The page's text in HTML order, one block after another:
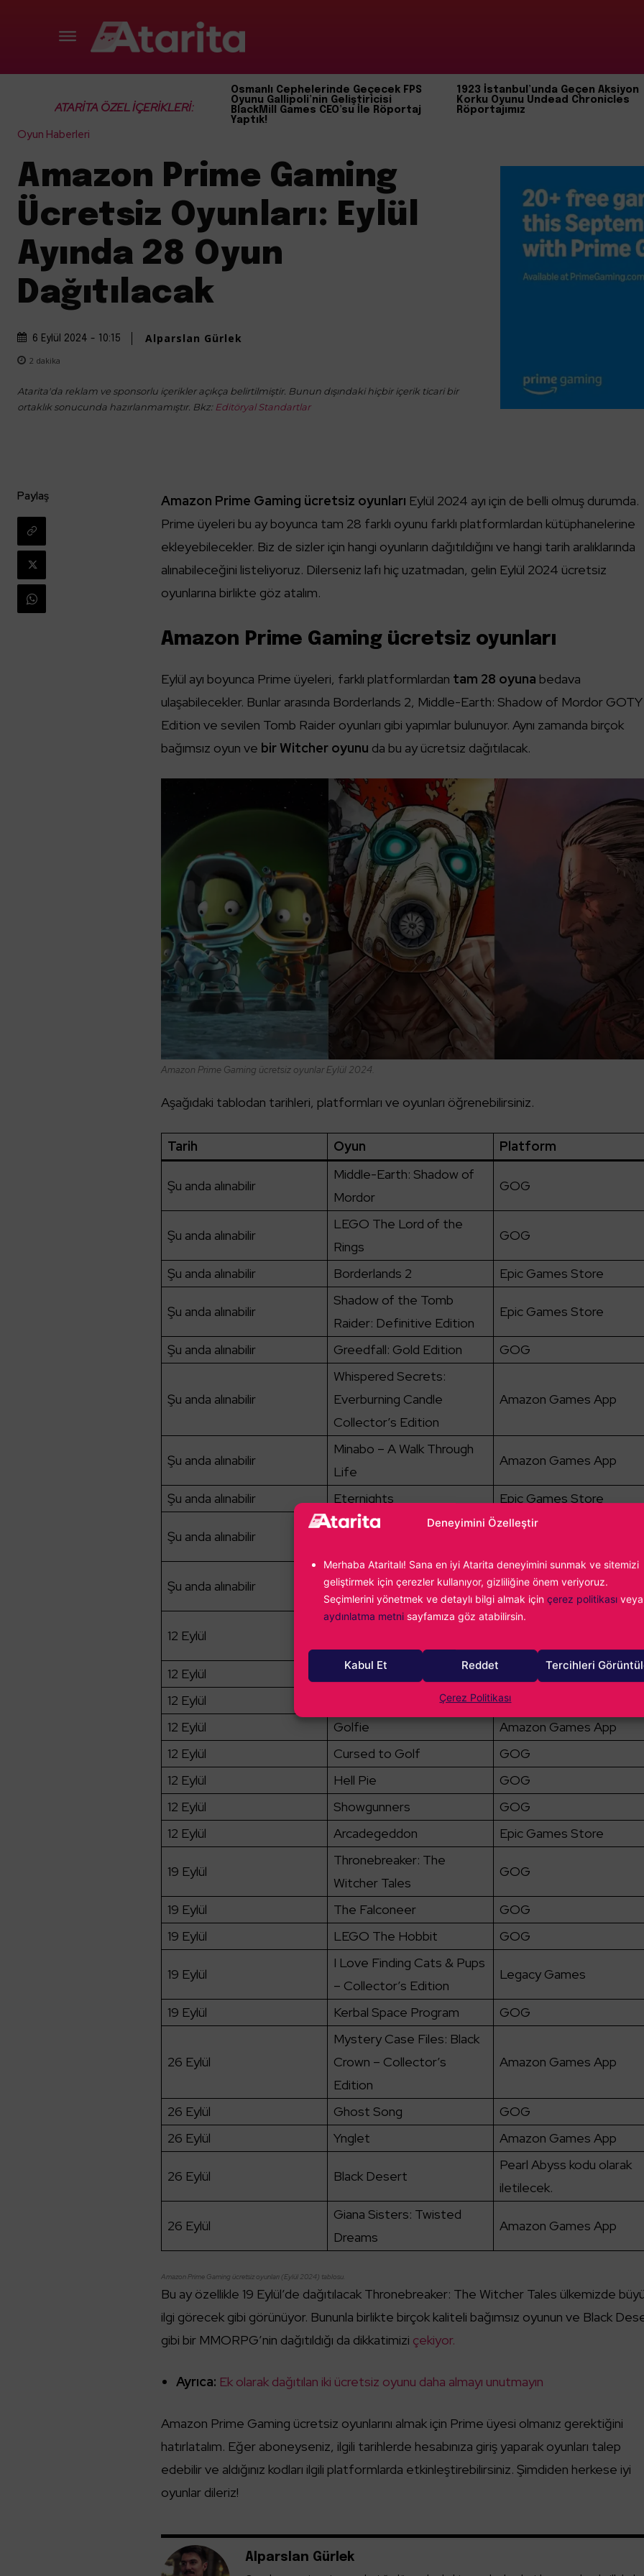
Deneyimini Özelleştir
Merhaba Ataritalı! Sana en iyi Atarita deneyimini sunmak ve sitemizi
geliştirmek için çerezler kullanıyor, gizliliğine önem veriyoruz.
Seçimlerini yönetmek ve detaylı bilgi almak için çerez politikası veya
aydınlatma metni sayfamıza göz atabilirsin.
Kabul Et Reddet Tercihleri
Çerez Politikası
ATARİTA ÖZEL İÇERİKLERİ:
Osmanlı Cephelerinde Geçecek FPS
Oyunu Gallipoli’nin Geliştiricisi
BlackMill Games CEO’su İle Röportaj
Yaptık!
1923 İstanbul’unda Geçen Aksiyon
Korku Oyunu Undead Chronicles
Röportajımız
Oyun Haberleri
Amazon Prime Gaming
Ücretsiz Oyunları: Eylül
Ayında 28 Oyun
Dağıtılacak
6 Eylül 2024 - 10:15 Alparslan Gürlek
2 dakika
Atarita'da reklam ve sponsorlu içerikler açıkça belirtilmiştir. Bunun dışındaki hiçbir içerik ticari bir
ortaklık sonucunda hazırlanmamıştır. Bkz: Editöryal Standartlar
Paylaş Amazon Prime Gaming ücretsiz oyunları Eylül 2024 ayı için de belli olmuş durumda.
Prime üyeleri bu ay boyunca tam 28 farklı oyunu farklı platformlardan kütüphanelerine
ekleyebilecekler. Biz de sizler için hangi oyunların dağıtıldığını ve hangi tarih aralıklarında
alınabileceğini listeliyoruz. Dilerseniz lafı hiç uzatmadan, gelin Eylül 2024 ücretsiz
oyunlarına birlikte göz atalım.
Amazon Prime Gaming ücretsiz oyunları
Eylül ayı boyunca Prime üyeleri, farklı platformlardan tam 28 oyuna bedava
ulaşabilecekler. Bunlar arasında Borderlands 2, Middle-Earth: Shadow of Mordor GOTY
Edition ve sevilen Tomb Raider oyunları gibi yapımlar bulunuyor. Aynı zamanda birçok
bağımsız oyun ve bir Witcher oyunu da bu ay ücretsiz dağıtılacak.
Amazon Prime Gaming ücretsiz oyunlar Eylül 2024.
Aşağıdaki tablodan tarihleri, platformları ve oyunları öğrenebilirsiniz.
Tarih Oyun Platform
Şu anda alınabilir
Middle-Earth: Shadow of
Mordor
GOG
Şu anda alınabilir
LEGO The Lord of the
Rings
GOG
Şu anda alınabilir Borderlands 2 Epic Games Store
Şu anda alınabilir
Shadow of the Tomb
Raider: Definitive Edition
Epic Games Store
Şu anda alınabilir Greedfall: Gold Edition GOG
Şu anda alınabilir
Whispered Secrets:
Everburning Candle
Collector’s Edition
Amazon Games App
Şu anda alınabilir
Minabo – A Walk Through
Life
Amazon Games App
Şu anda alınabilir Eternights Epic Games Store
Şu anda alınabilir
LEGO Indiana Jones: The
Şu anda alınabilir
Borderlands: The Pre-
Sequel
Epic Games Store
12 Eylül
Tales from the
Borderlands
12 Eylül 9 Years of Shadows
12 Eylül
GOG
12 Eylül
Golfie
Amazon Games App
12 Eylül
Cursed to Golf
GOG
12 Eylül
Hell Pie
GOG
12 Eylül
Showgunners
GOG
12 Eylül
Arcadegeddon Epic Games Store
19 Eylül
Thronebreaker: The
Witcher Tales
GOG
19 Eylül The Falconeer
GOG
19 Eylül
LEGO The Hobbit GOG
19 Eylül
I Love Finding Cats & Pups
– Collector’s Edition
Legacy Games
19 Eylül Kerbal Space Program GOG
26 Eylül
Mystery Case Files: Black
Crown – Collector’s
Edition
Amazon Games App
26 Eylül Ghost Song
GOG
26 Eylül
Ynglet Amazon Games App
26 Eylül Black Desert
Pearl Abyss kodu olarak
iletilecek.
26 Eylül
Giana Sisters: Twisted
Dreams
Amazon Games App
Amazon Prime Gaming ücretsiz oyunları (Eylül 2024) tablosu.
Bu ay özellikle 19 Eylül’de dağıtılacak Thronebreaker: The Witcher Tales ülkemizde
ilgi görecek gibi görünüyor. Bununla birlikte birçok kaliteli bağımsız oyunun ve Black
gibi bir MMORPG’nin dağıtıldığı da dikkatimizi çekiyor.
Ayrıca: Ek olarak dağıtılan iki ücretsiz oyunu daha almayı unutmayın
Amazon Prime Gaming ücretsiz oyunlarını almak için Prime üyesi olmanız gerektiğini
hatırlatalım. Eğer aboneyseniz, ilgili tarihlerde hesabınıza giriş yaparak oyunları talep
edebilir ve aldığınız kodları ilgili platformlarda etkinleştirebilirsiniz. Şimdiden herkese iyi
oyunlar dileriz!
Alparslan Gürlek